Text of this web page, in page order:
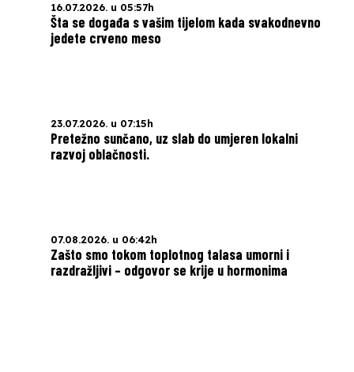
16.07.2026. u 05:57h
Šta se događa s vašim tijelom kada svakodnevno
jedete crveno meso
23.07.2026. u 07:15h
Pretežno sunčano, uz slab do umjeren lokalni
razvoj oblačnosti.
07.08.2026. u 06:42h
Zašto smo tokom toplotnog talasa umorni i
razdražljivi – odgovor se krije u hormonima